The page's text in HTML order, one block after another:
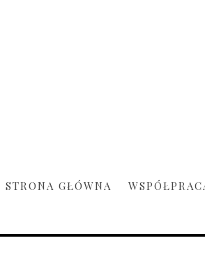
STRONA GŁÓWNA